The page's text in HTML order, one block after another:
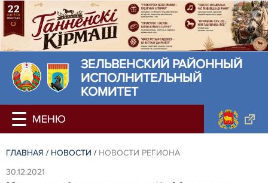
ЗЕЛЬВЕНСКИЙ РАЙОННЫЙ
ИСПОЛНИТЕЛЬНЫЙ
КОМИТЕТ
ГЛАВНАЯ / НОВОСТИ / НОВОСТИ РЕГИОНА
30.12.2021